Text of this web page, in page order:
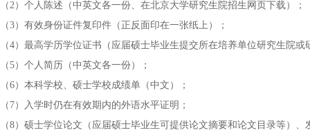
（2）个人陈述（中英文各一份、在北京大学研究生院招生网页下载）；
（3）有效身份证件复印件（正反面印在一张纸上）；
（4）最高学历学位证书（应届硕士毕业生提交所在培养单位研究生院
（5）个人简历（中英文各一份）；
（6）本科学校、硕士学校成绩单（中文）；
（7）入学时仍在有效期内的外语水平证明；
（8）硕士学位论文（应届硕士毕业生可提供论文摘要和论文目录等）